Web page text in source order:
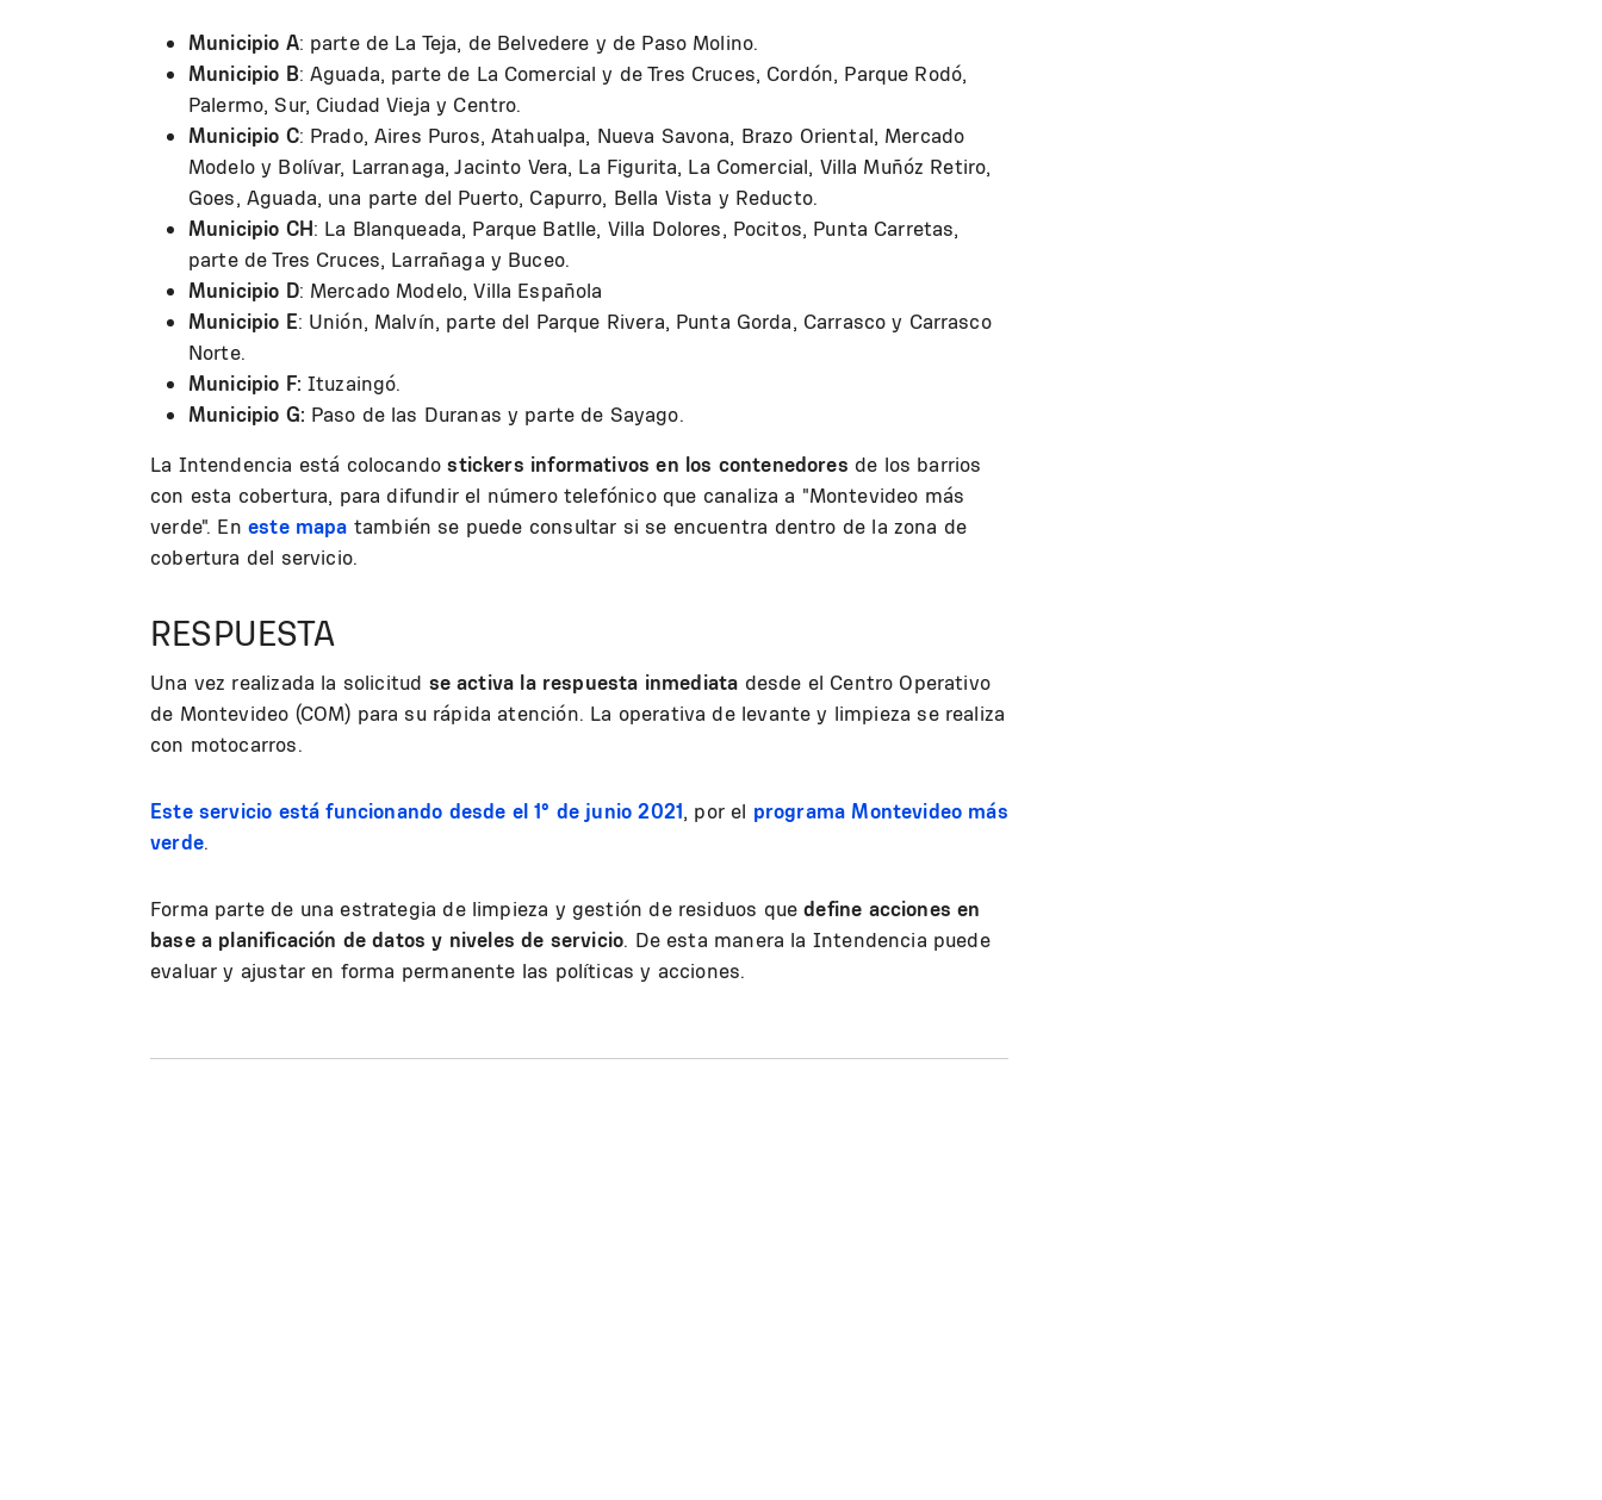
Municipio A: parte de La Teja, de Belvedere y de Paso Molino.
Municipio B: Aguada, parte de La Comercial y de Tres Cruces, Cordón, Parque Rodó,
Palermo, Sur, Ciudad Vieja y Centro.
Municipio C: Prado, Aires Puros, Atahualpa, Nueva Savona, Brazo Oriental, Mercado
Modelo y Bolívar, Larranaga, Jacinto Vera, La Figurita, La Comercial, Villa Muñóz Retiro,
Goes, Aguada, una parte del Puerto, Capurro, Bella Vista y Reducto.
Municipio CH: La Blanqueada, Parque Batlle, Villa Dolores, Pocitos, Punta Carretas,
parte de Tres Cruces, Larrañaga y Buceo.
Municipio D: Mercado Modelo, Villa Española
Municipio E: Unión, Malvín, parte del Parque Rivera, Punta Gorda, Carrasco y Carrasco
Norte.
Municipio F: Ituzaingó.
Municipio G: Paso de las Duranas y parte de Sayago.
La Intendencia está colocandostickers informativos en los contenedores de los barrios
con esta cobertura, para difundir el número telefónico que canaliza a "Montevideo más
verde". En este mapa también se puede consultar si se encuentra dentro de la zona de
cobertura del servicio.
RESPUESTA
Una vez realizada la solicitud se activa la respuesta inmediata desde el Centro Operativo
de Montevideo (COM) para su rápida atención. La operativa de levante y limpieza se realiza
con motocarros.
Este servicio está funcionando desde el 1° de junio 2021, por el programa Montevideo más
verde.
Forma parte de una estrategia de limpieza y gestión de residuos que define acciones en
base a planificación de datos y niveles de servicio. De esta manera la Intendencia puede
evaluar y ajustar en forma permanente las políticas y acciones.